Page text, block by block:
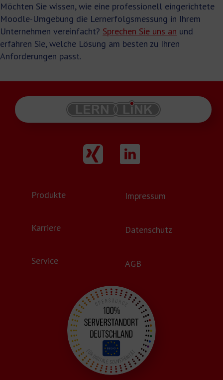
Möchten Sie wissen, wie eine professionell eingerichtete
Moodle-Umgebung die Lernerfolgsmessung in Ihrem
Unternehmen vereinfacht? Sprechen Sie uns an und
erfahren Sie, welche Lösung am besten zu Ihren
Anforderungen passt.
Produkte
Karriere
Service
Impressum
Datenschutz
AGB